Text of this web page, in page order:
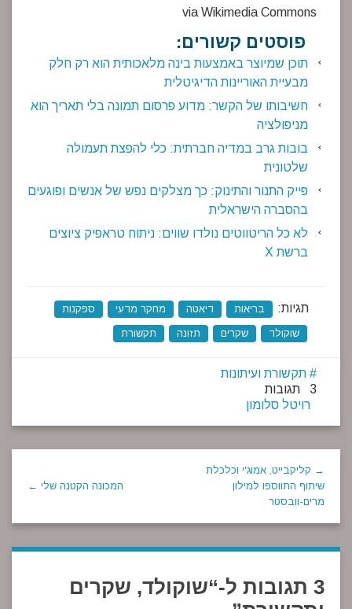
via Wikimedia Commons
פוסטים קשורים:
תוכן שמיוצר באמצעות בינה מלאכותית הוא רק חלק
מבעיית האוריינות הדיגיטלית
חשיבותו של הקשר: מדוע פרסום תמונה בלי תאריך הוא
מניפולציה
בובות גרב במדיה חברתית: כלי להפצת תעמולה
שלטונית
פייק התנור והתינוק: כך מצלקים נפש של אנשים ופוגעים
בהסברה הישראלית
לא כל הריטווטים נולדו שווים: ניתוח טראפיק ציוצים
ברשת X
תגיות: בריאות דיאטה מחקר מדעי ספקנות
שוקולד שקרים תזונה תקשורת
תקשורת ועיתונות
3 תגובות
רויטל סלומון
→ קליקבייט, אמוג'י וכלכלת
שיתוף התווספו למילון
מרים-וובסטר
המכונה הקטנה שלי ←
3 תגובות ל-“
שוקולד, שקרים